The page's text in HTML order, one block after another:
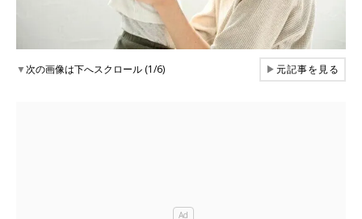
▼次の画像は下へスクロール (1/6) ▶元記事を見る